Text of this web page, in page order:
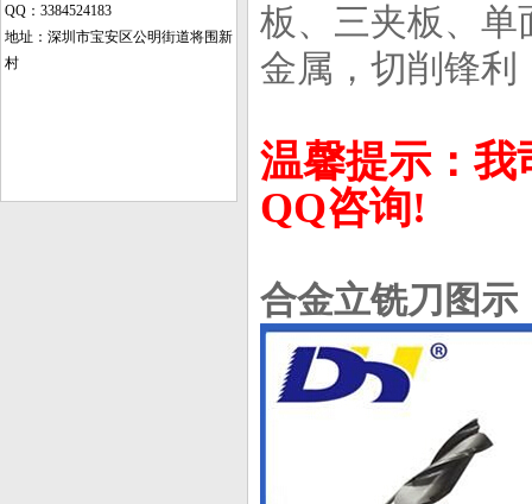
QQ：3384524183
地址：深圳市宝安区公明街道将围新
村
板、三夹板、单
金属，切削锋利
温馨提示：我
QQ咨询!
合金立铣刀图示